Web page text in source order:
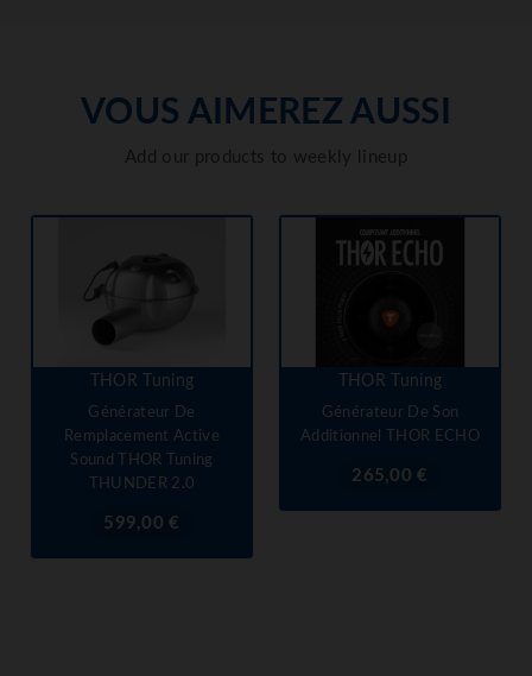
VOUS AIMEREZ AUSSI
Add our products to weekly lineup
THOR Tuning
Générateur De
Remplacement Active
Sound THOR Tuning
THUNDER 2.0
Prix
599,00 €
THOR Tuning
Générateur De Son
Additionnel THOR ECHO
Prix
265,00 €